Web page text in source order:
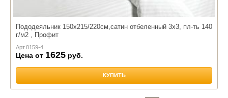
Пододеяльник 150х215/220см,сатин отбеленный 3х3, пл-ть 140
г/м2 , Профит
Арт.8159-4
Цена от 1625 руб.
КУПИТЬ